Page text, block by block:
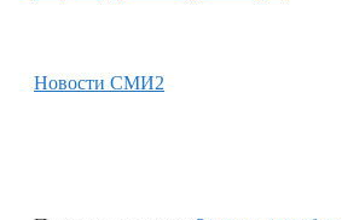
Новости СМИ2